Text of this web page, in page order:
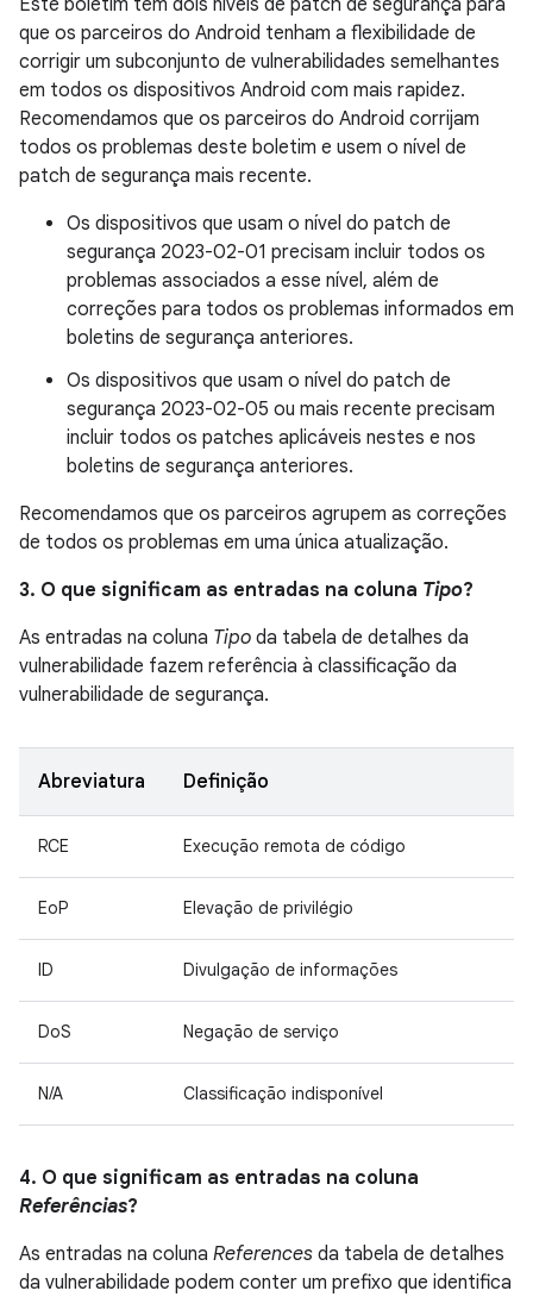
Este boletim tem dois níveis de patch de segurança para
que os parceiros do Android tenham a flexibilidade de
corrigir um subconjunto de vulnerabilidades semelhantes
em todos os dispositivos Android com mais rapidez.
Recomendamos que os parceiros do Android corrijam
todos os problemas deste boletim e usem o nível de
patch de segurança mais recente.
Os dispositivos que usam o nível do patch de
segurança 2023-02-01 precisam incluir todos os
problemas associados a esse nível, além de
correções para todos os problemas informados em
boletins de segurança anteriores.
Os dispositivos que usam o nível do patch de
segurança 2023-02-05 ou mais recente precisam
incluir todos os patches aplicáveis nestes e nos
boletins de segurança anteriores.
Recomendamos que os parceiros agrupem as correções
de todos os problemas em uma única atualização.
3. O que significam as entradas na coluna Tipo?
As entradas na coluna Tipo da tabela de detalhes da
vulnerabilidade fazem referência à classificação da
vulnerabilidade de segurança.
Abreviatura Definição
RCE Execução remota de código
EoP Elevação de privilégio
ID Divulgação de informações
DoS Negação de serviço
N/A Classificação indisponível
4. O que significam as entradas na coluna
Referências?
As entradas na coluna References da tabela de detalhes
da vulnerabilidade podem conter um prefixo que identifica